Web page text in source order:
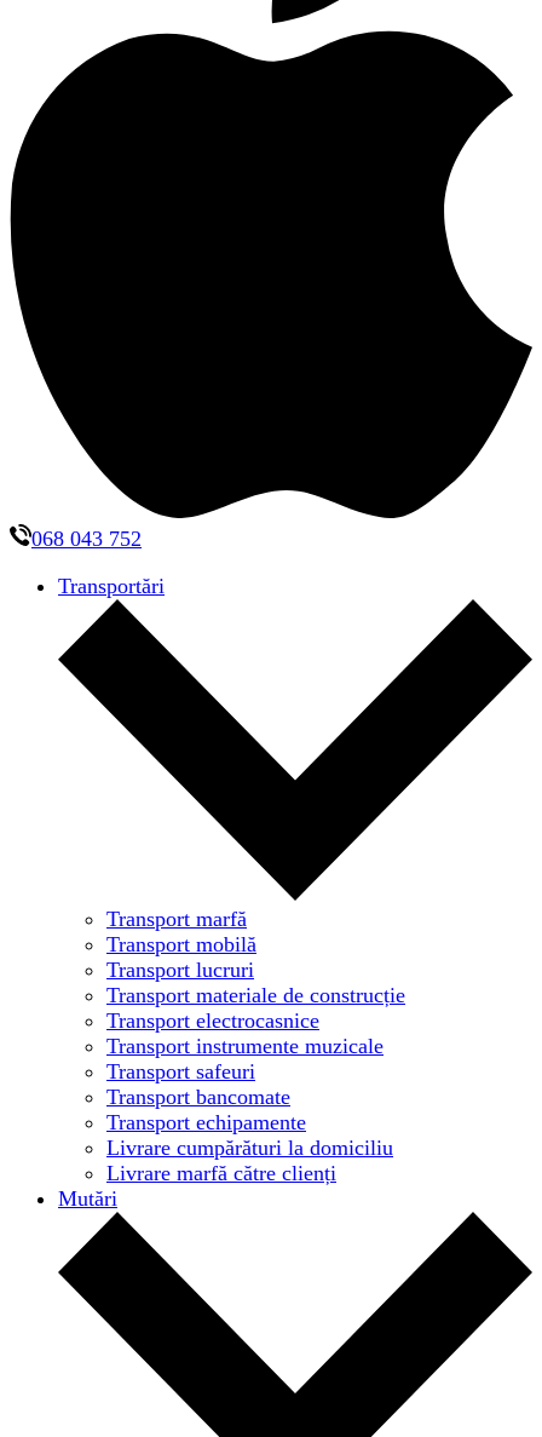
068 043 752
Transportări
Transport marfă
Transport mobilă
Transport lucruri
Transport materiale de construcție
Transport electrocasnice
Transport instrumente muzicale
Transport safeuri
Transport bancomate
Transport echipamente
Livrare cumpărături la domiciliu
Livrare marfă către clienți
Mutări